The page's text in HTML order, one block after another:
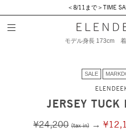
＜8/11まで＞TIME
モデル身長 173cm
SALE
JERSEY TUCK
¥24,200 (tax in) →